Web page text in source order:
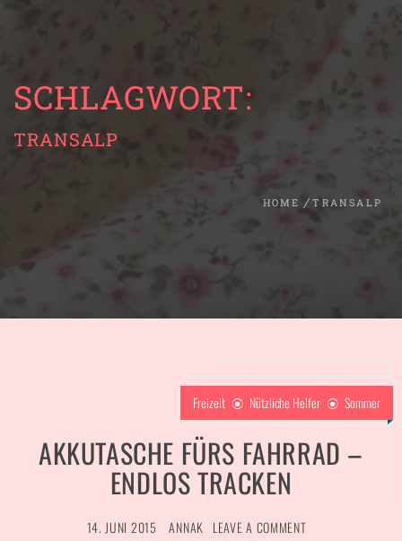
SCHLAGWORT:
TRANSALP
HOME TRANSALP
Freizeit Nützliche Helfer Sommer
AKKUTASCHE FÜRS FAHRRAD –
ENDLOS TRACKEN
14. JUNI 2015 ANNAK LEAVE A COMMENT